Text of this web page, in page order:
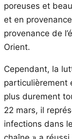
poreuses et
et en
provenance de
Orient.
Cependant, la
particulièrement
plus durement
22 mars, il
infections dans